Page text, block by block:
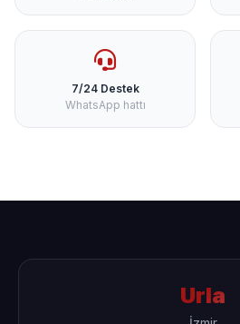
7/24 Destek
WhatsApp hattı
Urla